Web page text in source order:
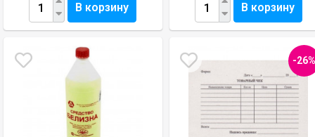
В корзину В корзину
-26%